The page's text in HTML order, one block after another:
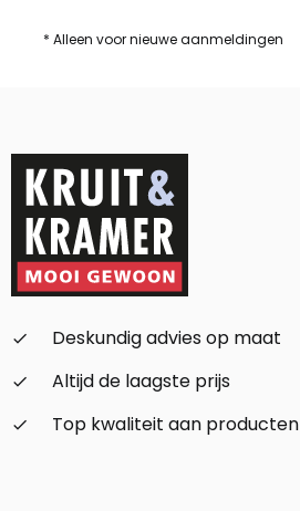
* Alleen voor nieuwe aanmeldingen
check_small
Deskundig advies op maat
check_small
Altijd de laagste prijs
check_small
Top kwaliteit aan producten